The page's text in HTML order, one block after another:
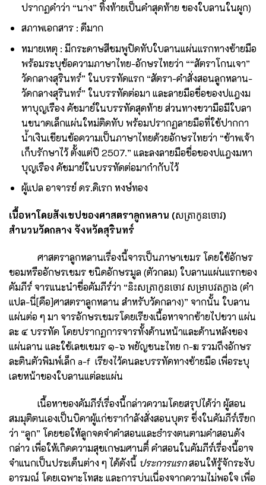
ปรากฏคำว่า “นาง” ทิ้งท้ายเป็นคำสุดท้าย ของใบลานในผูก)
สภาพเอกสาร : ดีมาก
หมายเหตุ : มีกระดาษสีชมพูปิดทับใบลานแผ่นแรกทางซ้ายมือ
พร้อมระบุข้อความภาษาไทย-อักษรไทยว่า ““สัตราโกนเจา”
วัดกลางสุรินทร์” ในบรรทัดแรก “สัตรา-คำสั่งสอนลูกหลาน-
วัดกลางสุรินทร์” ในบรรทัดต่อมา และลายมือชื่อของปแฎงม
หาบุญเรือง คัชมาย์ในบรรทัดสุดท้าย ส่วนทางขวามือมีใบลา
นขนาดเล็กแผ่นใหม่ติดทับ พร้อมปรากฏลายมือที่ใช้ปากกา
น้ำเงินเขียนข้อความเป็นภาษาไทยด้วยอักษรไทยว่า “ข้าพเจ้า
เก็บรักษาไว้ ตั้งแต่ปี 2507.” และลงลายมือชื่อของปแฎงมหา
บุญเรือง คัชมาย์ในบรรทัดต่อมากำกับไว้
ผู้แปล อาจารย์ ดร.ดิเรก หงษ์ทอง
เนื้อหาโดยสังเขปของศาสตราลูกหลาน (សត្រាកូនចោវ)
สำนวนวัดกลาง จังหวัดสุรินทร์
ศาสตราลูกหลานเรื่องนี้จารเป็นภาษาเขมร โดยใช้อักษร
ขอมหรืออักษรเขมร ชนิดอักษรมูล (ตัวกลม) ใบลานแผ่นแรกของ
คัมภีร์ จารแนะนำชื่อคัมภีร์ว่า “និះសត្រាកូនចោវ​ សម្រាបវតក្លាង (คำ
แปล-นี่[คือ]ศาสตราลูกหลาน สำหรับวัดกลาง)” จากนั้น ใบลาน
แผ่นต่อ ๆ มา จารอักษรเขมรโดยเรียงเนื้อหาจากซ้ายไปขวา แผ่น
ละ ๔ บรรทัด โดยปรากฏการจารทั้งด้านหน้าและด้านหลังของ
แผ่นลาน และใช้เลขเขมร ๑-๖ พยัญชนะไทย ก-ฆ รวมถึงอักษร
ละตินตัวพิมพ์เล็ก a-f เรียงไว้คนละบรรทัดทางซ้ายมือ เพื่อระบุ
เลขหน้าของใบลานแต่ละแผ่น
เนื้อหาของคัมภีร์เรื่องนี้กล่าวความโดยสรุปได้ว่า ผู้สอน
สมมุติตนเองเป็นบิดาผู้แก่ชรากำลังสั่งสอนบุตร ซึ่งในคัมภีร์เรียก
ว่า “ลูก” โดยขอให้ลูกจดจำคำสอนและธำรงตนตามคำสอนดัง
กล่าว เพื่อให้เกิดความสุขเกษมศานติ์ คำสอนในคัมภีร์เรื่องนี้อาจ
จำแนกเป็นประเด็นต่าง ๆ ได้ดังนี้ ประการแรกสอนให้รู้จักระงับ
อารมณ์ โดยเฉพาะโทสะ และการบ่นเนื่องจากความไม่พอใจ เพื่อ